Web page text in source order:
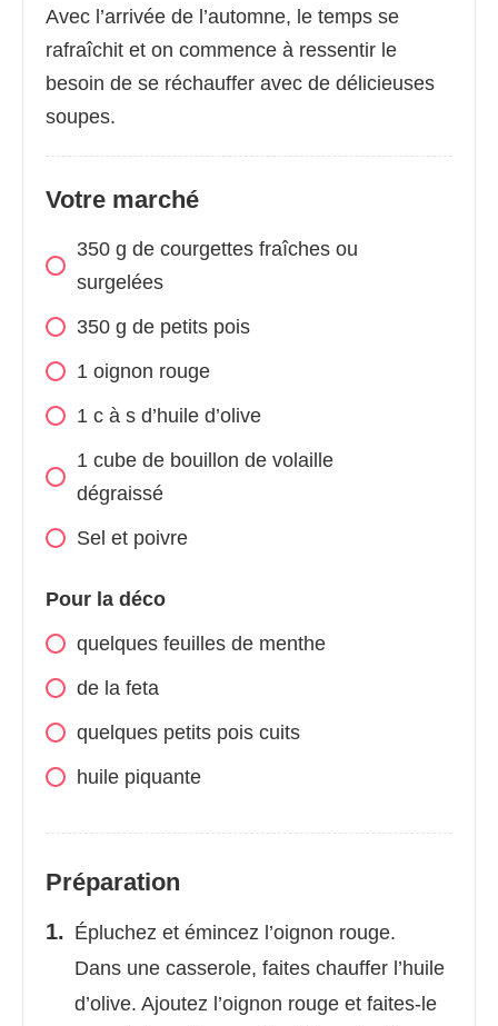
Avec l’arrivée de l’automne, le temps se
rafraîchit et on commence à ressentir le
besoin de se réchauffer avec de délicieuses
soupes.
Votre marché
350 g de courgettes fraîches ou
surgelées
350 g de petits pois
1 oignon rouge
1 c à s d’huile d’olive
1 cube de bouillon de volaille
dégraissé
Sel et poivre
Pour la déco
quelques feuilles de menthe
de la feta
quelques petits pois cuits
huile piquante
Préparation
Épluchez et émincez l’oignon rouge.
Dans une casserole, faites chauffer l’huile
d’olive. Ajoutez l’oignon rouge et faites-le